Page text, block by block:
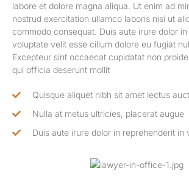
labore et dolore magna aliqua. Ut enim ad
nostrud exercitation ullamco laboris nisi ut
commodo consequat. Duis aute irure dolor
voluptate velit esse cillum dolore eu fugiat
Excepteur sint occaecat cupidatat non
qui officia deserunt mollit
Quisque aliquet nibh sit amet lectus
Nulla at metus ultricies, placerat augue
Duis aute irure dolor in reprehenderit in